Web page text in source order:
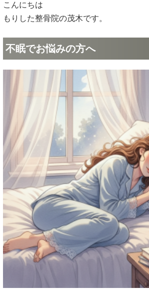
こんにちは
もりした整骨院の茂木です。
不眠でお悩みの方へ